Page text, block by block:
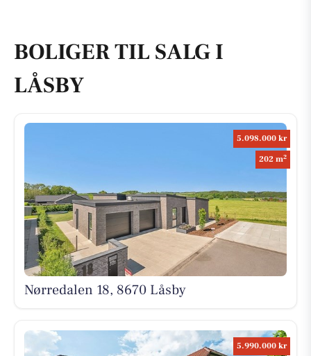
BOLIGER TIL SALG I
LÅSBY
5.098.000 kr
202 m2
Nørredalen 18, 8670 Låsby
5.990.000 kr